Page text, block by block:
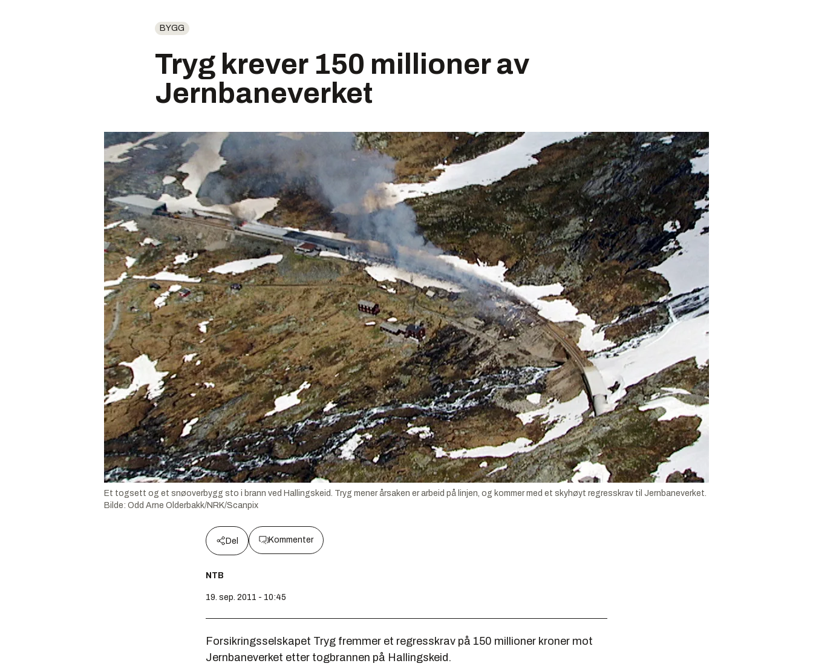
BYGG
Tryg krever 150 millioner av
Jernbaneverket
Et togsett og et snøoverbygg sto i brann ved Hallingskeid. Tryg mener årsaken er arbeid på linjen, og kommer med et skyhøyt regresskrav til Jernbaneverket.
Bilde: Odd Arne Olderbakk/NRK/Scanpix
Del Kommenter
NTB
19. sep. 2011 - 10:45
Forsikringsselskapet Tryg fremmer et regresskrav på 150 millioner kroner mot
Jernbaneverket etter togbrannen på Hallingskeid.